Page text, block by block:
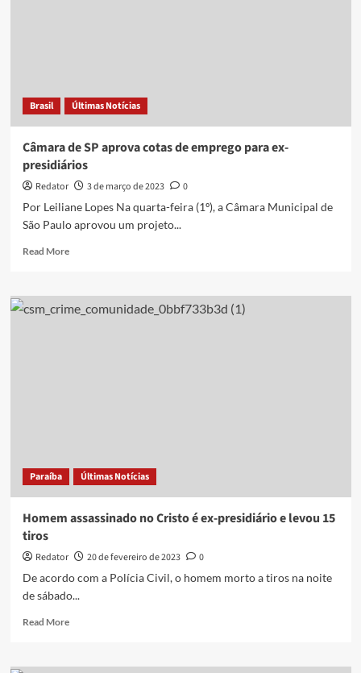
Brasil Últimas Notícias
Câmara de SP aprova cotas de emprego para ex-
presidiários
Redator 3 de março de 2023
0
Por Leiliane Lopes Na quarta-feira (1º), a Câmara Municipal de
São Paulo aprovou um projeto...
Read MoreRead
Câmara
de
Paraíba Últimas Notícias
Homem assassinado no Cristo é ex-presidiário e levou 15
tiros
Redator 20 de fevereiro de 2023
0
De acordo com a Polícia Civil, o homem morto a tiros na noite
de sábado...
Read MoreRead
Homem